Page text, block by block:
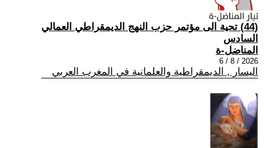
(44) تحية الى مؤتمر حزب النهج الديمقراطي العمالي
السادس
المناضل-ة
2026 / 8 / 6
اليسار , الديمقراطية والعلمانية في المغرب العربي